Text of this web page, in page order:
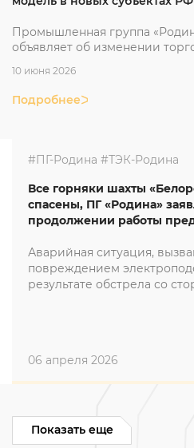
Промышленная группа
объявляет об изменении
10 июня 2026
Подробнее
#ПГ-Родина #ТЭК-Родина
Все горняки шахты
спасены, ПГ «Родина»
продолжении работы
Аварийная ситуация,
повреждением
результате обстрела со
06 апреля 2026
Показать еще